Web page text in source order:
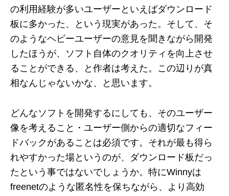
の利用経験が多いユーザーといえばダウンロード
板に多かった、という現実があった。そして、そ
のようなヘビーユーザーの意見を聞きながら開発
したほうが、ソフト自体のクオリティを向上させ
ることができる、と作者は考えた。この辺りが真
相なんじゃないかな、と思います。
どんなソフトを開発するにしても、そのユーザー
像を考えること・ユーザー側からの適切なフィー
ドバックがあることは必須です。それが最も得ら
れやすかった場というのが、ダウンロード板だっ
たという事ではないでしょうか。特にWinnyは
freenetのような匿名性を保ちながら、より高効